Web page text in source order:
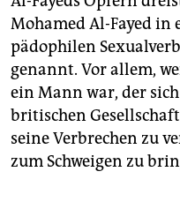
Mohamed Al-Fayed in
pädophilen
genannt. Vor allem,
ein Mann war, der
britischen
seine Verbrechen zu
zum Schweigen zu